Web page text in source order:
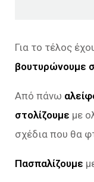
Για το τέλος
βουτυρώνουμε
Από πάνω
στολίζουμε με
σχέδια που θα
Πασπαλίζουμε